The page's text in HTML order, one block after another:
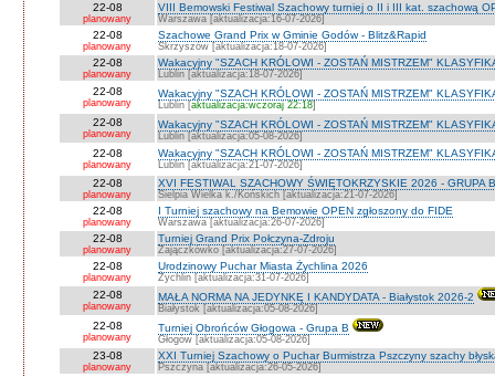
22-08
planowany
VIII Bemowski Festiwal Szachowy turniej o II i III kat. szachową
Warszawa [aktualizacja:16-07-2026]
22-08
planowany
Szachowe Grand Prix w Gminie Godów - Blitz&Rapid
Skrzyszów [aktualizacja:18-07-2026]
22-08
planowany
Wakacyjny "SZACH KRÓLOWI - ZOSTAŃ MISTRZEM"
Lublin [aktualizacja:18-07-2026]
22-08
planowany
Wakacyjny "SZACH KRÓLOWI - ZOSTAŃ MISTRZEM"
Lublin [aktualizacja:wczoraj 22:18]
22-08
planowany
Wakacyjny "SZACH KRÓLOWI - ZOSTAŃ MISTRZEM"
Lublin [aktualizacja:05-08-2026]
22-08
planowany
Wakacyjny "SZACH KRÓLOWI - ZOSTAŃ MISTRZEM"
Lublin [aktualizacja:21-07-2026]
22-08
planowany
XVI FESTIWAL SZACHOWY ŚWIĘTOKRZYSKIE 2026 - GRUPA B
Sielpia Wielka k./Końskich [aktualizacja:21-07-2026]
22-08
planowany
I Turniej szachowy na Bemowie OPEN zgłoszony do FIDE
Warszawa [aktualizacja:26-07-2026]
22-08
planowany
Turniej Grand Prix Połczyna-Zdroju
Zajączkówko [aktualizacja:27-07-2026]
22-08
planowany
Urodzinowy Puchar Miasta Żychlina 2026
Żychlin [aktualizacja:31-07-2026]
22-08
planowany
MAŁA NORMA NA JEDYNKĘ I KANDYDATA - Białystok 2026-2
Białystok [aktualizacja:05-08-2026]
22-08
planowany
Turniej Obrońców Głogowa - Grupa B
Głogów [aktualizacja:05-08-2026]
23-08
planowany
XXI Turniej Szachowy o Puchar Burmistrza Pszczyny szachy
Pszczyna [aktualizacja:26-05-2026]